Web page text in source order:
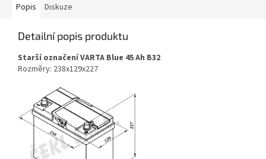
Popis Diskuze
Detailní popis produktu
Starší označení VARTA Blue 45 Ah B32
Rozměry: 238x129x227